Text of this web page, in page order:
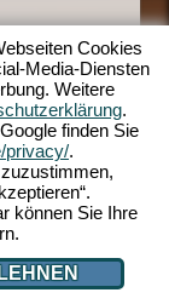
Cookies
Media-Diensten
Weitere
.
finden Sie
privacy/.
können Sie Ihre